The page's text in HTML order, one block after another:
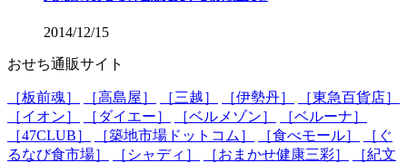
2014/12/15
おせち通販サイト
［板前魂］ ［高島屋］ ［三越］ ［伊勢丹］
［東急百貨店］
［イオン］
［ダイエー］ ［ベルメゾン］
［ベルーナ］
［47CLUB］
［築地市場ドットコム］ ［食べモール］
［ぐ
るなび食市場］
［シャディ］ ［おまかせ健康三彩］
［紀文